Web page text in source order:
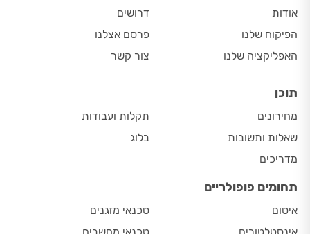
אודות
הפיקוח שלנו
האפליקציה שלנו
דרושים
פרסם אצלנו
צור קשר
תוכן
מחירונים
שאלות ותשובות
מדריכים
תקלות ועבודות
בלוג
תחומים פופולריים
איטום
טכנאי מזגנים